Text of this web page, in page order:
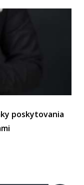
poskytovania